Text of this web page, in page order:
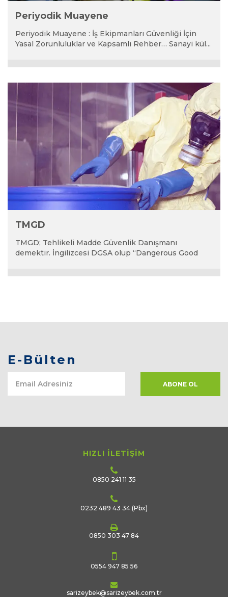
Periyodik Muayene
Periyodik Muayene : İş Ekipmanları Güvenliği İçin
Yasal Zorunluluklar ve Kapsamlı Rehber… Sanayi kül...
TMGD
TMGD; Tehlikeli Madde Güvenlik Danışmanı
demektir. İngilizcesi DGSA olup “Dangerous Good
E-Bülten
HIZLI İLETİŞİM
0850 241 11 35
0232 489 43 34 (Pbx)
0850 303 47 84
0554 947 85 56
sarizeybek@sarizeybek.com.tr